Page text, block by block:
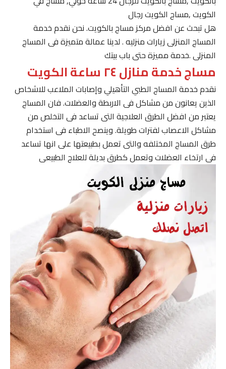
الكويت ,مساج الكويت رجال
هل تبحث عن افضل مركز مساج بالكويت. نحن نقدم خدمة
المساج المنزلى زيارات منزليه . لدينا عمالة متميزة فى المساج
المنزلى .خدمة مميزة حتى باب بيتك
مساج خدمة منازل ٢٤ ساعة الكويت
نقدم خدمة المساج الطبي التأهيلي وإصابات الملاعب للاشخاص
الذين يعانون من مشاكل فى الاربطة والعضلات. فان المساج
يعتبر من افضل الطرق العلاجية التى تساعد فى التخلص من
مشاكل الاعصاب لفترات طويلة. وينصح الاطباء فى استخدام
طرق المساج المختلفه والتى تعمل بطبيعتها على انها تساعد
فى ارتخاء العضلات وتعمل كطرق بديلة للعلاج الطبيعى